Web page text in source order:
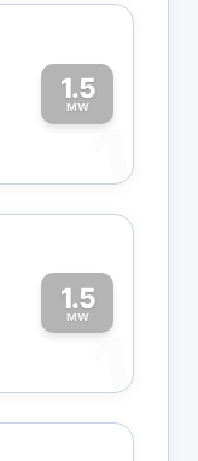
1.5
MW
1
1.5
MW
1